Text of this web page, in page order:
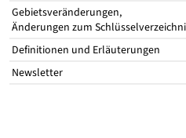
Gebietsveränderungen,
Änderungen zum
Definitionen und Erläuterungen
Newsletter